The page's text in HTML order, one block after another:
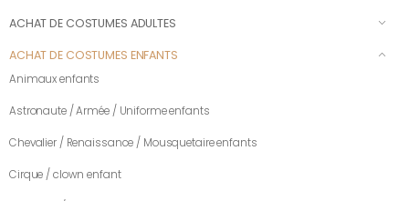
ACHAT DE COSTUMES ADULTES
ACHAT DE COSTUMES ENFANTS
Animaux enfants
Astronaute / Armée / Uniforme enfants
Chevalier / Renaissance / Mousquetaire enfants
Cirque / clown enfant